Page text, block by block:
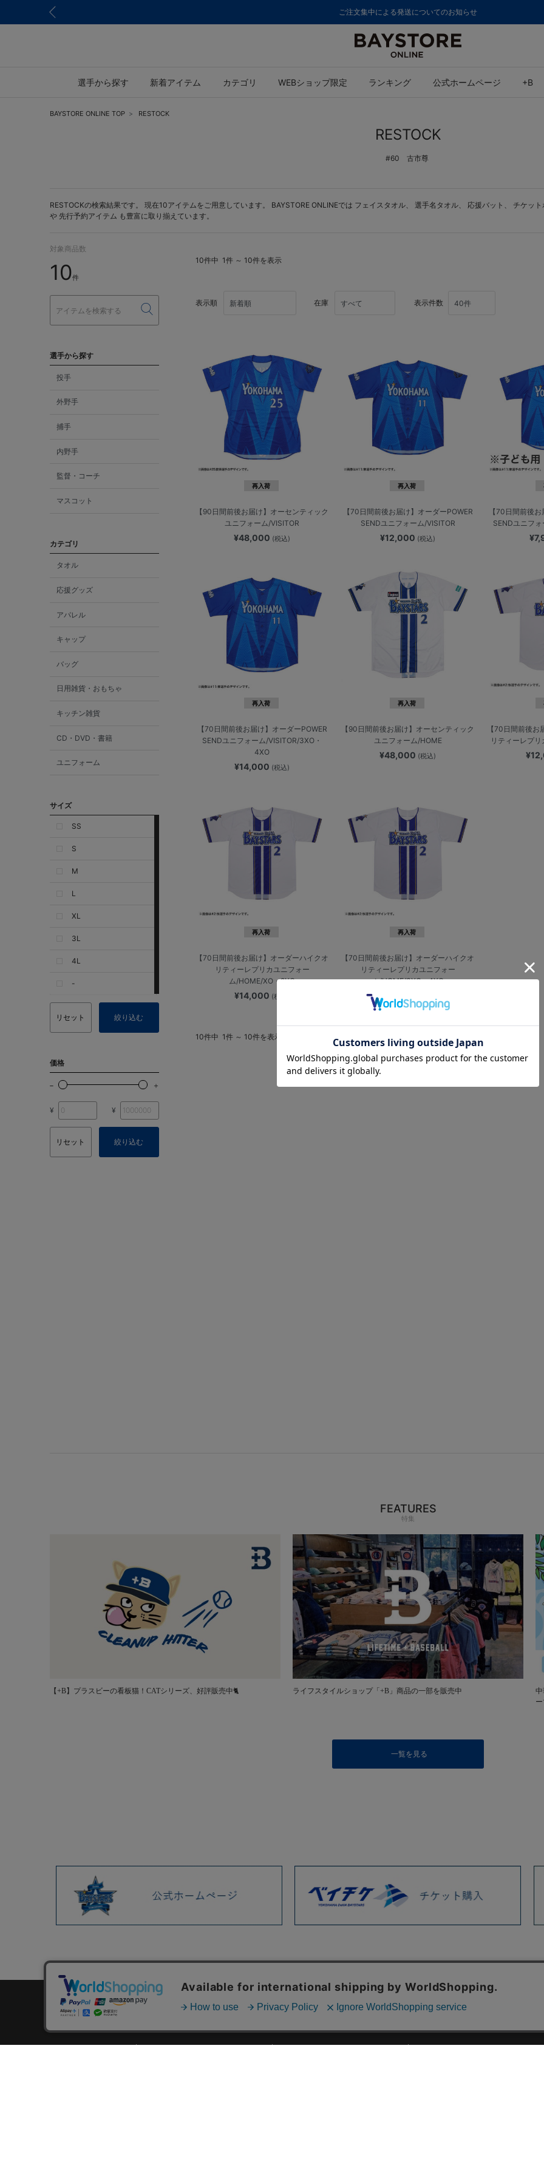
ご注文集中による発送についてのお知らせ
選手から探す 新着アイテム カテゴリ WEBショップ限定 ランキング 公式ホームページ +B
BAYSTORE ONLINE TOP RESTOCK
RESTOCK
#60 古市尊
RESTOCKの検索結果です。 現在10アイテムをご用意しています。 BAYSTORE ONLINEでは フェイスタオル、 選手名タオル、 応援バット 、 チケッ
や 先行予約アイテム も豊富に取り揃えています。
対象商品数
10件
選手から探す
投手
外野手
捕手
内野手
監督・コーチ
マスコット
カテゴリ
タオル
応援グッズ
アパレル
キャップ
バッグ
日用雑貨・おもちゃ
キッチン雑貨
CD・DVD・書籍
ユニフォーム
サイズ
SS
S
M
L
XL
3L
4L
-
リセット 絞り込む
価格
¥ ¥
リセット 絞り込む
10件中 1件 ～ 10件を表示
表示順 在庫 表示件数
再入荷
【90日間前後お届け】オーセンティック
ユニフォーム/VISITOR
¥48,000 (税込)
再入荷
【70日間前後お届け】オーダーPOWER
SENDユニフォーム/VISITOR
¥12,000 (税込)
【70日間前後
SENDユニフ
再入荷
【70日間前後お届け】オーダーPOWER
SENDユニフォーム/VISITOR/3XO・
4XO
¥14,000 (税込)
再入荷
【90日間前後お届け】オーセンティック
ユニフォーム/HOME
¥48,000 (税込)
【70日間前後
リティーレプ
再入荷
【70日間前後お届け】オーダーハイクオ
リティーレプリカユニフォー
ム/HOME/XO・2XO
¥14,000 (税込)
再入荷
【70日間前後お届け】オーダーハイクオ
リティーレプリカユニフォー
ム/HOME/3XO・4XO
¥14,000
10件中 1件 ～ 10件を表示
FEATURES
特集
【+B】プラスビーの看板猫！CATシリーズ、好評販売中🐈 ライフスタイルショップ「+B」商品の一部を販売中
一覧を見る